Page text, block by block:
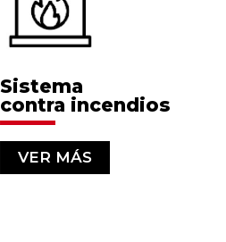
Sistema
contra incendios
VER MÁS